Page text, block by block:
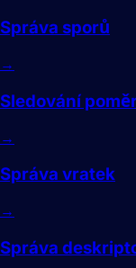
Správa sporů
→
Sledování
→
Správa vratek
→
Správa